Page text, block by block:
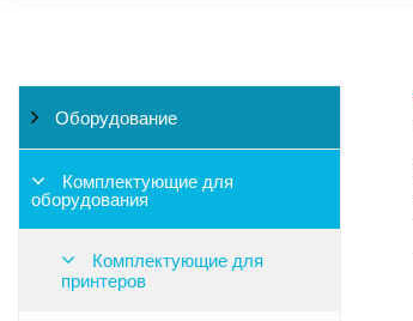
Оборудование
Комплектующие для
оборудования
Комплектующие для
принтеров